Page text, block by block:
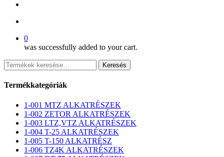
0
was successfully added to your cart.
Keresés
a
következőre:
Keresés
Termékkategóriák
1-001 MTZ ALKATRÉSZEK
1-002 ZETOR ALKATRÉSZEK
1-003 LTZ,VTZ ALKATRÉSZEK
1-004 T-25 ALKATRÉSZEK
1-005 T-150 ALKATRÉSZ
1-006 TZ4K ALKATRÉSZEK